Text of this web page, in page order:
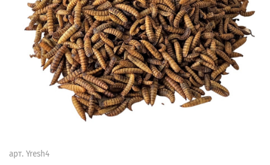
арт. Yresh4